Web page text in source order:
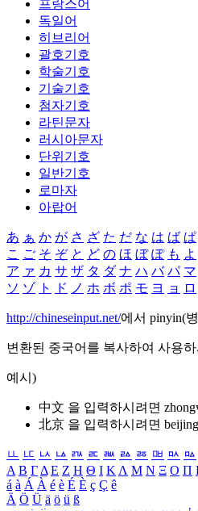
프랑스어
독일어
히브리어
괄호기호
학술기호
기술기호
첨자기호
라틴문자
러시아문자
단위기호
일반기호
로마자
아랍어
あ ぁ か が さ ざ た だ な は ば ぱ
こ ご そ ぞ と ど の ほ ぼ ぽ も よ
ア ァ カ サ ザ タ ダ ナ ハ バ パ マ
ソ ゾ ト ド ノ ホ ボ ポ モ ヨ ョ ロ
http://chineseinput.net/에서 pinyin(
변환된 중국어를 복사하여 사용
예시)
中文 을 입력하시려면
北京 을 입력하시려면 beijing
ㅥ ㅦ ㅧ ㅨ ㅩ ㅪ ㅫ ㅬ ㅭ ㅮ ㅯ ㅰ
Α Β ΓΔ Ε Ζ Η Θ Ι ΚΛ Μ Ν Ξ Ο Π
á à Á À é è É È ç Ç ê
Ä Ö Ü ä ö ü ß